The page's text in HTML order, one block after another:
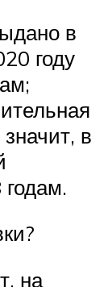
в
году
в
годам.
на